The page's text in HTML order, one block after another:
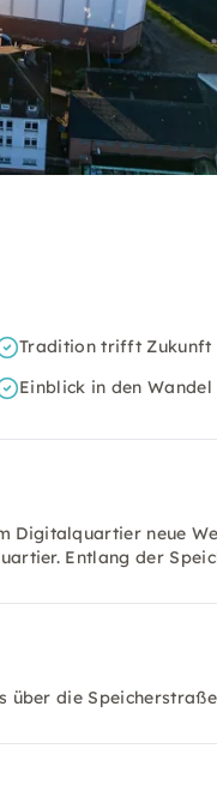
Tradition trifft Zukunft
Einblick in den Wandel
Digitalquartier neue
Entlang der
die